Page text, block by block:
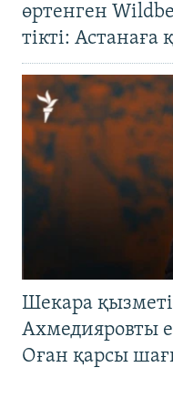
өртенген
тікті: Астанаға
Шекара
Ахмедияровты
Оған қарсы